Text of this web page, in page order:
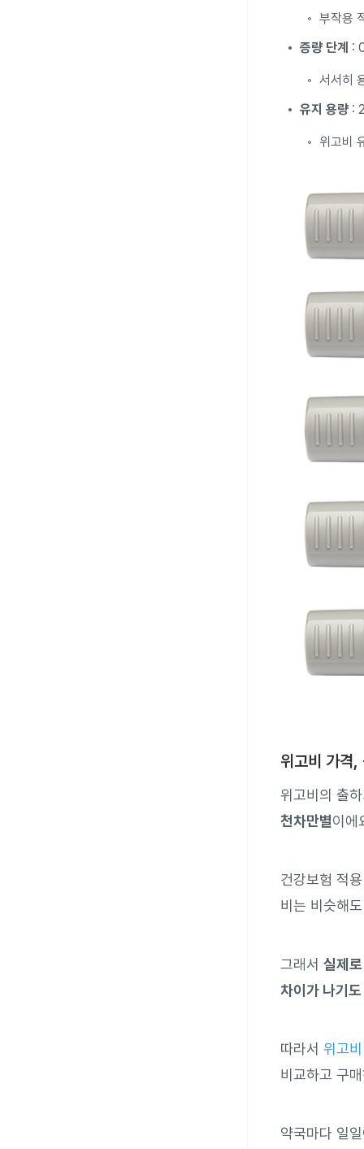
부작용
증량 단계 :
서서히
유지 용량 :
위고비
위고비 가격,
위고비의 출
천차만별이에
건강보험 적
비는 비슷해
그래서 실제
차이가 나기
따라서 위고
비교하고 구
약국마다 일